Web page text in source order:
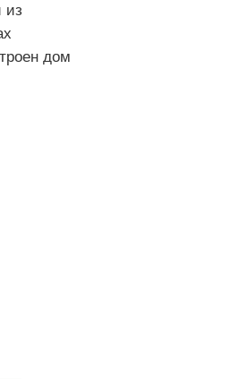
из
дом